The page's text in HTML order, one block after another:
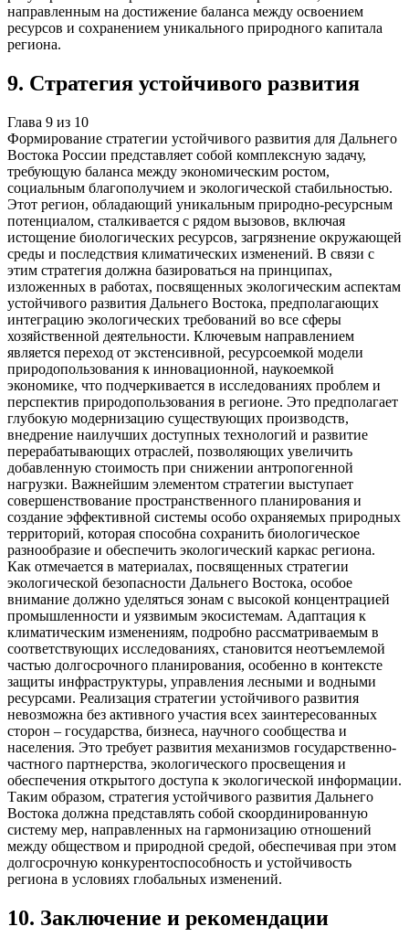
направленным на достижение баланса между освоением
ресурсов и сохранением уникального природного капитала
региона.
9. Стратегия устойчивого развития
Глава 9 из 10
Формирование стратегии устойчивого развития для Дальнего
Востока России представляет собой комплексную задачу,
требующую баланса между экономическим ростом,
социальным благополучием и экологической стабильностью.
Этот регион, обладающий уникальным природно-ресурсным
потенциалом, сталкивается с рядом вызовов, включая
истощение биологических ресурсов, загрязнение окружающей
среды и последствия климатических изменений. В связи с
этим стратегия должна базироваться на принципах,
изложенных в работах, посвященных экологическим аспектам
устойчивого развития Дальнего Востока, предполагающих
интеграцию экологических требований во все сферы
хозяйственной деятельности. Ключевым направлением
является переход от экстенсивной, ресурсоемкой модели
природопользования к инновационной, наукоемкой
экономике, что подчеркивается в исследованиях проблем и
перспектив природопользования в регионе. Это предполагает
глубокую модернизацию существующих производств,
внедрение наилучших доступных технологий и развитие
перерабатывающих отраслей, позволяющих увеличить
добавленную стоимость при снижении антропогенной
нагрузки. Важнейшим элементом стратегии выступает
совершенствование пространственного планирования и
создание эффективной системы особо охраняемых природных
территорий, которая способна сохранить биологическое
разнообразие и обеспечить экологический каркас региона.
Как отмечается в материалах, посвященных стратегии
экологической безопасности Дальнего Востока, особое
внимание должно уделяться зонам с высокой концентрацией
промышленности и уязвимым экосистемам. Адаптация к
климатическим изменениям, подробно рассматриваемым в
соответствующих исследованиях, становится неотъемлемой
частью долгосрочного планирования, особенно в контексте
защиты инфраструктуры, управления лесными и водными
ресурсами. Реализация стратегии устойчивого развития
невозможна без активного участия всех заинтересованных
сторон – государства, бизнеса, научного сообщества и
населения. Это требует развития механизмов государственно-
частного партнерства, экологического просвещения и
обеспечения открытого доступа к экологической информации.
Таким образом, стратегия устойчивого развития Дальнего
Востока должна представлять собой скоординированную
систему мер, направленных на гармонизацию отношений
между обществом и природной средой, обеспечивая при этом
долгосрочную конкурентоспособность и устойчивость
региона в условиях глобальных изменений.
10. Заключение и рекомендации